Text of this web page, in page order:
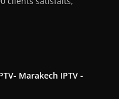
Marakech IPTV -